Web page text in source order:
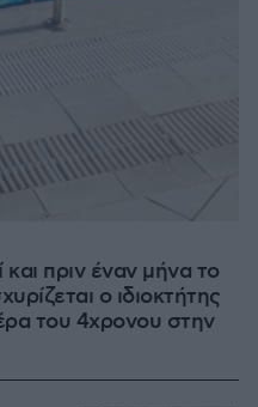
πριν έναν μήνα το
ο ιδιοκτήτης
του 4χρονου στην